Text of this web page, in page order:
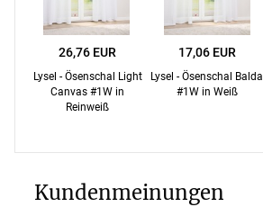
26,76 EUR
Lysel - Ösenschal Light
Canvas #1W in
Reinweiß
17,06 EUR
Lysel - Ösenschal Balda
#1W in Weiß
Kundenmeinungen